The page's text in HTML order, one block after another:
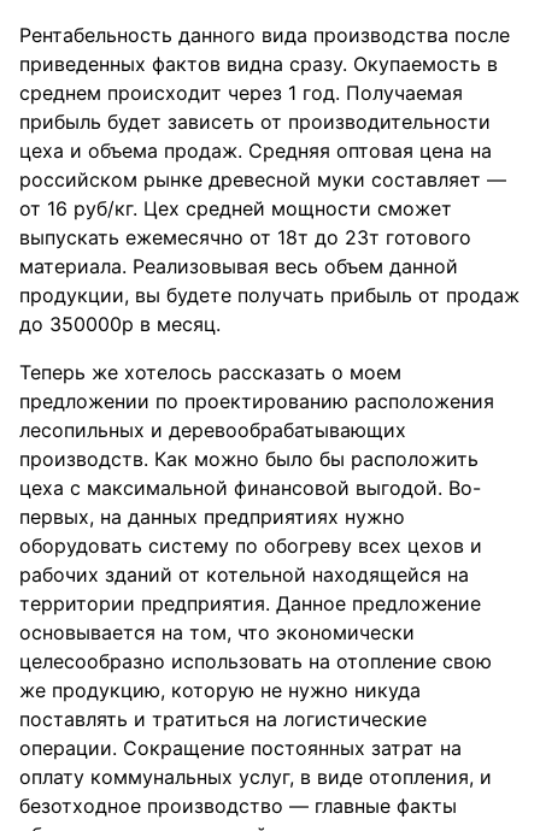
Рентабельность данного вида производства после
приведенных фактов видна сразу. Окупаемость в
среднем происходит через 1 год. Получаемая
прибыль будет зависеть от производительности
цеха и объема продаж. Средняя оптовая цена на
российском рынке древесной муки составляет —
от 16 руб/кг. Цех средней мощности сможет
выпускать ежемесячно от 18т до 23т готового
материала. Реализовывая весь объем данной
продукции, вы будете получать прибыль от продаж
до 350000р в месяц.
Теперь же хотелось рассказать о моем
предложении по проектированию расположения
лесопильных и деревообрабатывающих
производств. Как можно было бы расположить
цеха с максимальной финансовой выгодой. Во-
первых, на данных предприятиях нужно
оборудовать систему по обогреву всех цехов и
рабочих зданий от котельной находящейся на
территории предприятия. Данное предложение
основывается на том, что экономически
целесообразно использовать на отопление свою
же продукцию, которую не нужно никуда
поставлять и тратиться на логистические
операции. Сокращение постоянных затрат на
оплату коммунальных услуг, в виде отопления, и
безотходное производство — главные факты